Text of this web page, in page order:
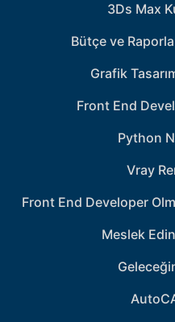
3Ds Max
Bütçe ve
Grafik
Front End
Python
Vray
Front End Developer
Meslek